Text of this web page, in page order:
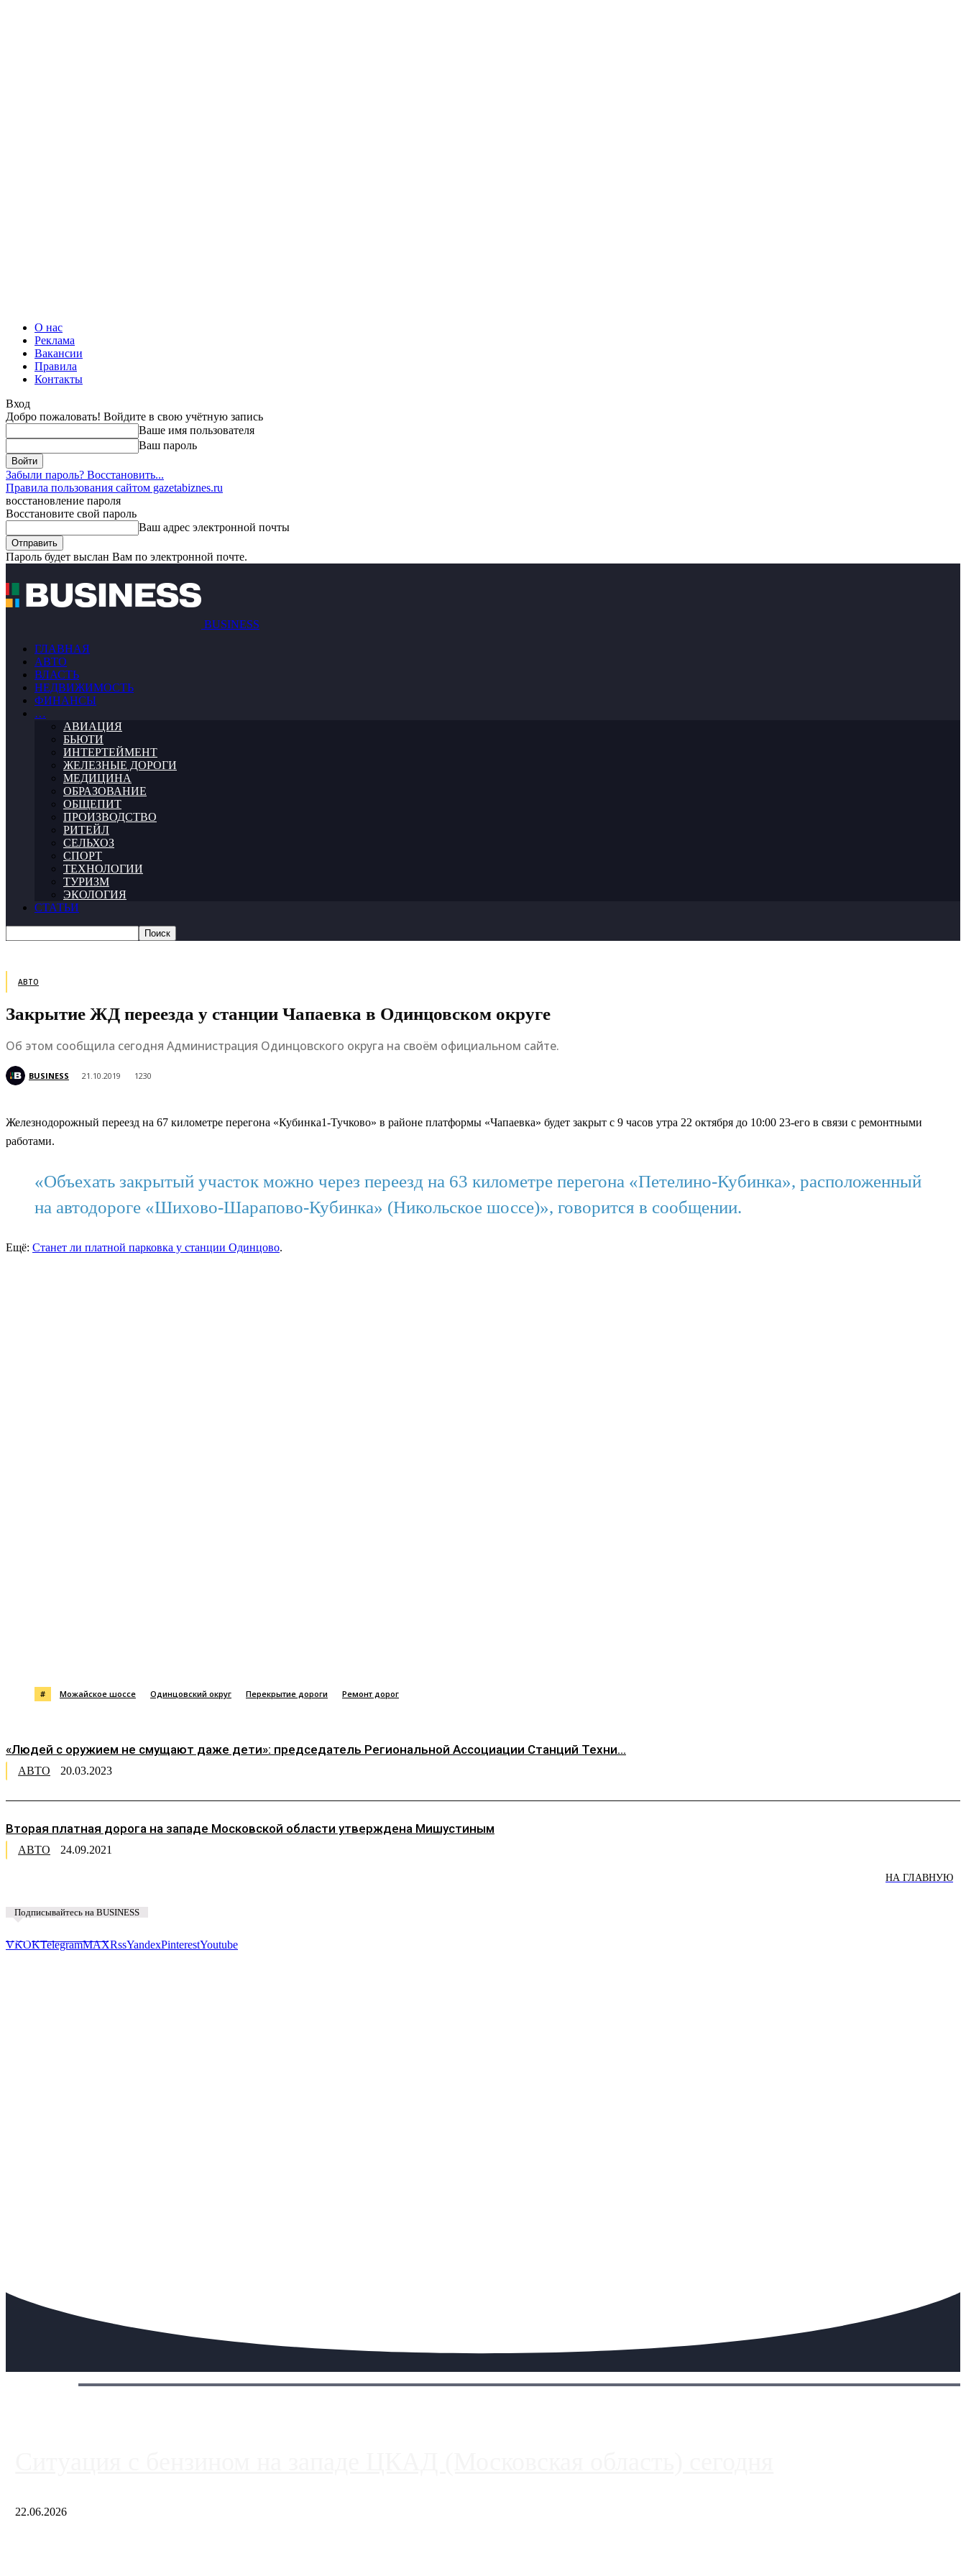
О нас
Реклама
Вакансии
Правила
Контакты
Вход
Добро пожаловать! Войдите в свою учётную запись
Ваше имя пользователя
Ваш пароль
Забыли пароль? Восстановить...
Правила пользования сайтом gazetabiznes.ru
восстановление пароля
Восстановите свой пароль
Ваш адрес электронной почты
Пароль будет выслан Вам по электронной почте.
BUSINESS
ГЛАВНАЯ
АВТО
ВЛАСТЬ
НЕДВИЖИМОСТЬ
ФИНАНСЫ
…
АВИАЦИЯ
БЬЮТИ
ИНТЕРТЕЙМЕНТ
ЖЕЛЕЗНЫЕ ДОРОГИ
МЕДИЦИНА
ОБРАЗОВАНИЕ
ОБЩЕПИТ
ПРОИЗВОДСТВО
РИТЕЙЛ
СЕЛЬХОЗ
СПОРТ
ТЕХНОЛОГИИ
ТУРИЗМ
ЭКОЛОГИЯ
СТАТЬИ
АВТО
Закрытие ЖД переезда у станции Чапаевка в Одинцовском округе
Об этом сообщила сегодня Администрация Одинцовского округа на своём официальном сайте.
BUSINESS 21.10.2019 1230
Железнодорожный переезд на 67 километре перегона «Кубинка1-Тучково» в районе платформы «Чапаевка» будет закрыт с 9 часов утра 22 октября до 10:00 23-его в связи с ремонтными
работами.
«Объехать закрытый участок можно через переезд на 63 километре перегона «Петелино-Кубинка», расположенный
на автодороге «Шихово-Шарапово-Кубинка» (Никольское шоссе)», говорится в сообщении.
Ещё: Станет ли платной парковка у станции Одинцово.
# Можайское шоссе Одинцовский округ Перекрытие дороги Ремонт дорог
«Людей с оружием не смущают даже дети»: председатель Региональной Ассоциации Станций Техни...
АВТО 20.03.2023
Вторая платная дорога на западе Московской области утверждена Мишустиным
АВТО 24.09.2021
НА ГЛАВНУЮ
Подписывайтесь на BUSINESS
VKOKTelegramMAXRssYandexPinterestYoutube
22.06.2026